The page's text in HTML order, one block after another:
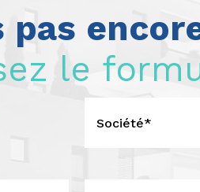
pas
le